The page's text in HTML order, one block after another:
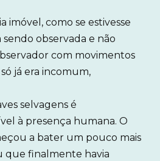
imóvel, como se estivesse
observada e não
com movimentos
já era incomum,
selvagens é
à presença humana. O
a bater um pouco mais
que finalmente havia